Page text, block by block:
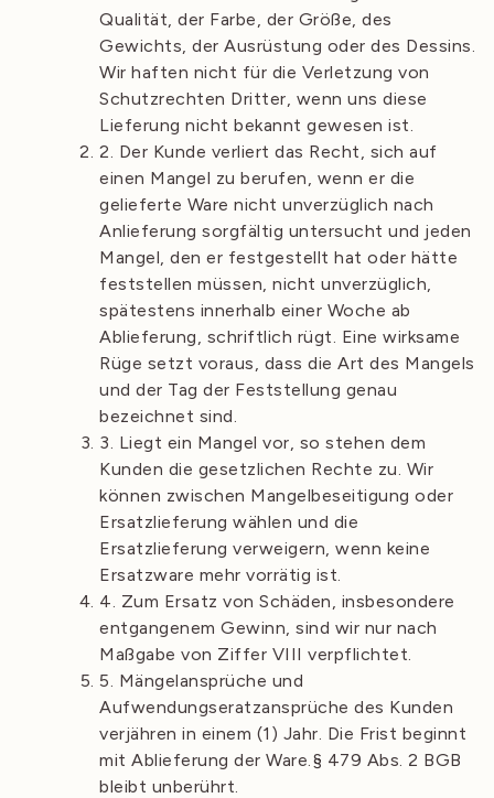
Qualität, der Farbe, der Größe, des
Gewichts, der Ausrüstung oder des Dessins.
Wir haften nicht für die Verletzung von
Schutzrechten Dritter, wenn uns diese
Lieferung nicht bekannt gewesen ist.
2. Der Kunde verliert das Recht, sich auf
einen Mangel zu berufen, wenn er die
gelieferte Ware nicht unverzüglich nach
Anlieferung sorgfältig untersucht und jeden
Mangel, den er festgestellt hat oder hätte
feststellen müssen, nicht unverzüglich,
spätestens innerhalb einer Woche ab
Ablieferung, schriftlich rügt. Eine wirksame
Rüge setzt voraus, dass die Art des Mangels
und der Tag der Feststellung genau
bezeichnet sind.
3. Liegt ein Mangel vor, so stehen dem
Kunden die gesetzlichen Rechte zu. Wir
können zwischen Mangelbeseitigung oder
Ersatzlieferung wählen und die
Ersatzlieferung verweigern, wenn keine
Ersatzware mehr vorrätig ist.
4. Zum Ersatz von Schäden, insbesondere
entgangenem Gewinn, sind wir nur nach
Maßgabe von Ziffer VIII verpflichtet.
5. Mängelansprüche und
Aufwendungseratzansprüche des Kunden
verjähren in einem (1) Jahr. Die Frist beginnt
mit Ablieferung der Ware.§ 479 Abs. 2 BGB
bleibt unberührt.